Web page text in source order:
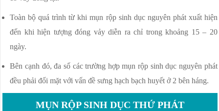
Toàn bộ quá trình từ khi mụn rộp sinh dục nguyên phát xuất hiện
đến khi hiện tượng đóng vảy diễn ra chỉ trong khoảng 15 – 20
ngày.
Bên cạnh đó, đa số các trường hợp mụn rộp sinh dục nguyên phát
đều phải đối mặt với vấn đề sưng hạch bạch huyết ở 2 bên háng.
MỤN RỘP SINH DỤC THỨ PHÁT